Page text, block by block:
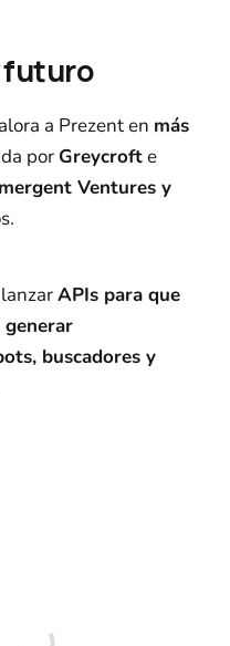
futuro
a Prezent en más
por Greycrofte
Ventures y
APIs para que
buscadores y